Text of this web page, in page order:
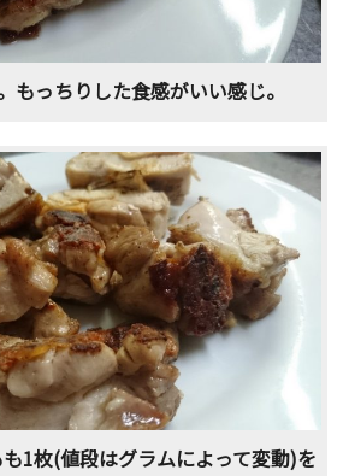
もっちりした食感がいい感じ。
1枚(値段はグラムによって変動)を